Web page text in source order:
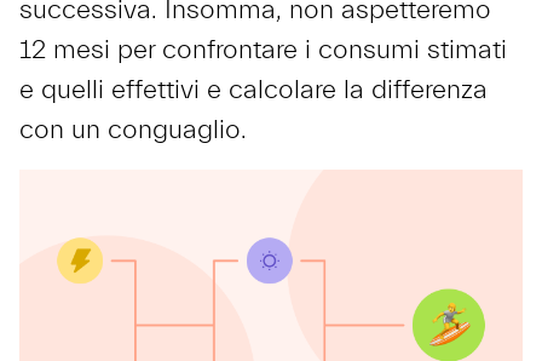
successiva. Insomma, non aspetteremo
12 mesi per confrontare i consumi stimati
e quelli effettivi e calcolare la differenza
con un conguaglio.